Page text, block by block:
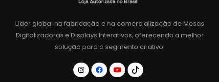
Líder global na fabricação e na comercialização de Mesas
Digitalizadoras e Displays Interativos, oferecendo a melhor
solução para o segmento criativo.